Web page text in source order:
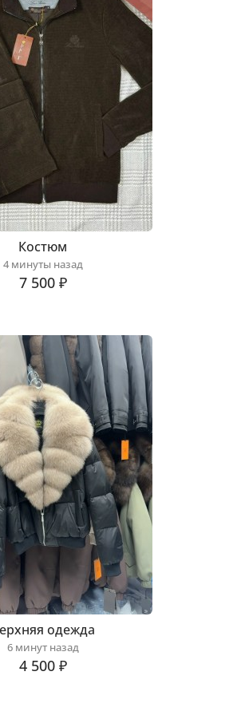
Костюм
4 минуты назад
7 500 ₽
одежда
6 минут назад
4 500 ₽